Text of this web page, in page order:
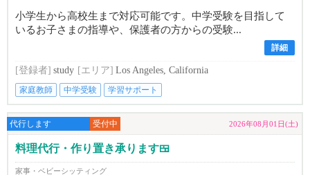
小学生から高校生まで対応可能です。中学受験を目指して
いるお子さまの指導や、保護者の方からの受験...
詳細
[登録者] study [エリア] Los Angeles, California
家庭教師 中学受験 学習サポート
代行します 受付中 2026年08月01日(土)
料理代行・作り置き承ります🍱
家事・ベビーシッティング